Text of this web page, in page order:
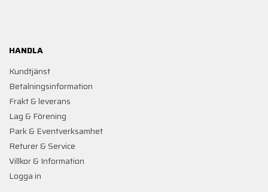
HANDLA
Kundtjänst
Betalningsinformation
Frakt & leverans
Lag & Förening
Park & Eventverksamhet
Returer & Service
Villkor & Information
Logga in